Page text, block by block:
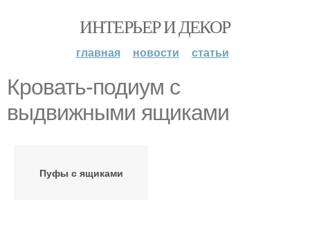
ИНТЕРЬЕР И ДЕКОР
главная новости статьи
Кровать-подиум с
выдвижными ящиками
Пуфы с ящиками